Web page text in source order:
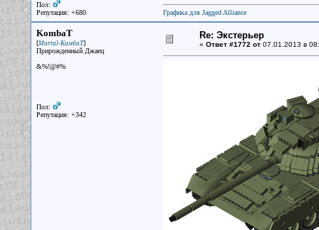
Пол:
Репутация: +680
Графика для Jagged Alliance
KombaT
[Mortal-КамбаТ]
Прирожденный Джаец
&%!@#%
Пол:
Репутация: +342
Re: Экстерьер
« Ответ #1772 от07.01.2013 в